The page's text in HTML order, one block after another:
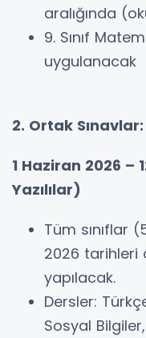
aralığında
9. Sınıf
uygulanacak
2. Ortak Sınavlar:
1 Haziran 2026 –
Yazılılar)
Tüm sınıflar
2026 tarihleri
yapılacak.
Dersler:
Sosyal